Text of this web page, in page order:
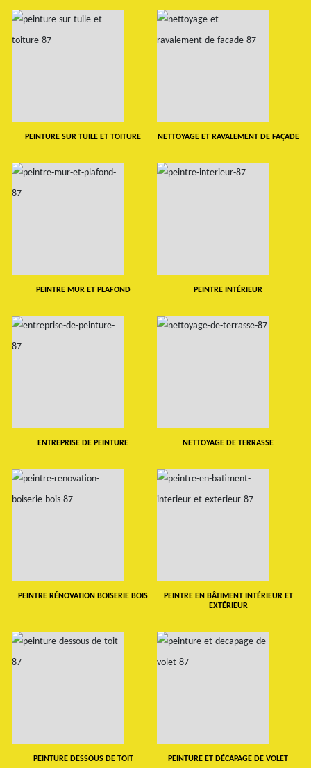
PEINTURE SUR TUILE ET TOITURE NETTOYAGE ET RAVALEMENT DE FAÇADE
PEINTRE MUR ET PLAFOND PEINTRE INTÉRIEUR
ENTREPRISE DE PEINTURE NETTOYAGE DE TERRASSE
PEINTRE RÉNOVATION BOISERIE BOIS
PEINTRE EN BÂTIMENT INTÉRIEUR ET
EXTÉRIEUR
PEINTURE DESSOUS DE TOIT PEINTURE ET DÉCAPAGE DE VOLET